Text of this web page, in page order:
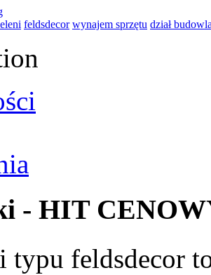
feldsdecor wynajem sprzętu dział
- HIT
typu feldsdecor